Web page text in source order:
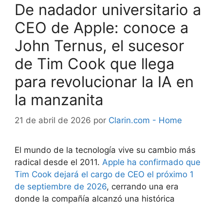
De nadador universitario a
CEO de Apple: conoce a
John Ternus, el sucesor
de Tim Cook que llega
para revolucionar la IA en
la manzanita
21 de abril de 2026 por Clarin.com - Home
El mundo de la tecnología vive su cambio más
radical desde el 2011. Apple ha confirmado que
Tim Cook dejará el cargo de CEO el próximo 1
de septiembre de 2026, cerrando una era
donde la compañía alcanzó una histórica